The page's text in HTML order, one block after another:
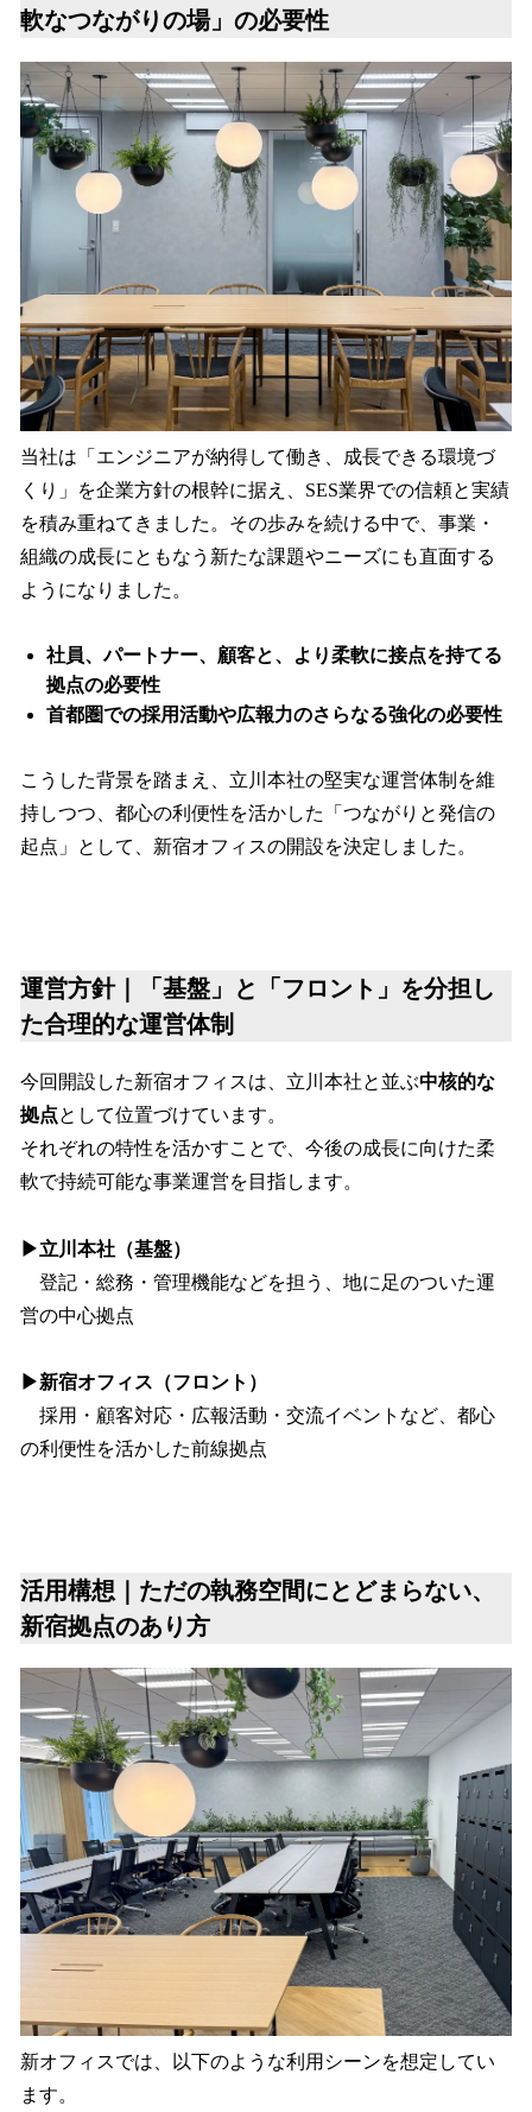
軟なつながりの場」の必要性
当社は「エンジニアが納得して働き、成長できる環境づ
くり」を企業方針の根幹に据え、SES業界での信頼と実績
を積み重ねてきました。その歩みを続ける中で、事業・
組織の成長にともなう新たな課題やニーズにも直面する
ようになりました。
社員、パートナー、顧客と、より柔軟に接点を持てる
拠点の必要性
首都圏での採用活動や広報力のさらなる強化の必要性
こうした背景を踏まえ、立川本社の堅実な運営体制を維
持しつつ、都心の利便性を活かした「つながりと発信の
起点」として、新宿オフィスの開設を決定しました。
運営方針｜「基盤」と「フロント」を分担し
た合理的な運営体制
今回開設した新宿オフィスは、立川本社と並ぶ中核的な
拠点として位置づけています。
それぞれの特性を活かすことで、今後の成長に向けた柔
軟で持続可能な事業運営を目指します。
▶立川本社（基盤）
登記・総務・管理機能などを担う、地に足のついた運
営の中心拠点
▶新宿オフィス（フロント）
採用・顧客対応・広報活動・交流イベントなど、都心
の利便性を活かした前線拠点
活用構想｜ただの執務空間にとどまらない、
新宿拠点のあり方
新オフィスでは、以下のような利用シーンを想定してい
ます。